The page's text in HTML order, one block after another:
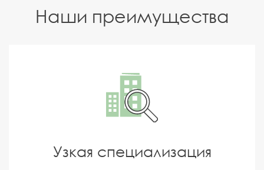
Наши преимущества
Узкая специализация